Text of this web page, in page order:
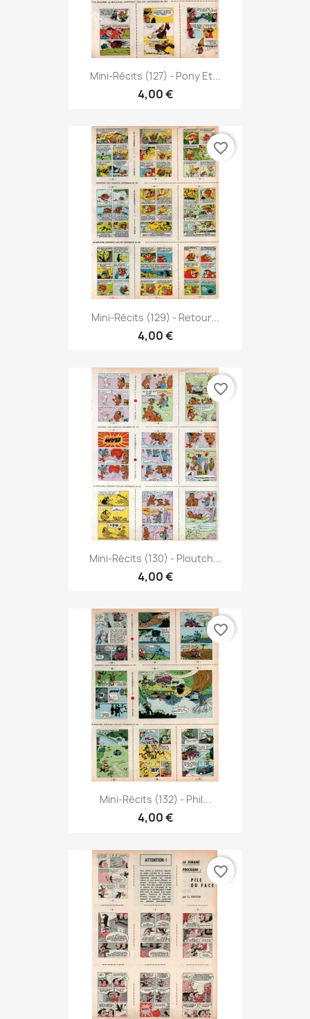
Mini-Récits (127) - Pony Et...
4,00 €
Mini-Récits (129) - Retour...
4,00 €
favorite_border
Mini-Récits (130) - Ploutch...
4,00 €
favorite_border
Mini-Récits (132) - Phil...
4,00 €
favorite_border
favorite_border